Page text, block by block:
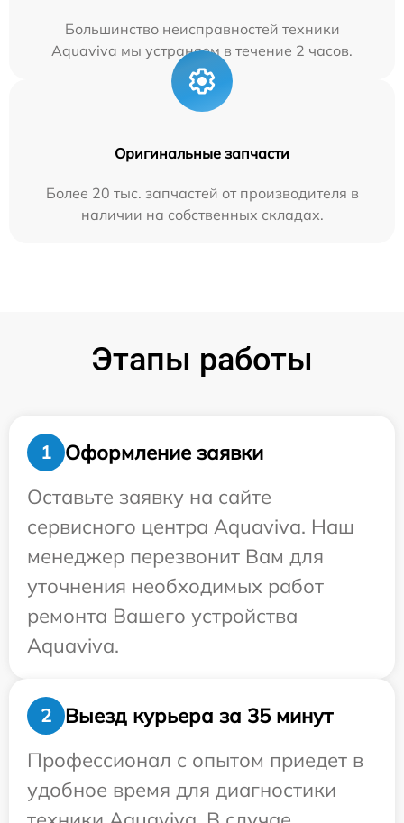
Большинство неисправностей техники
Aquaviva мы устраняем в течение 2 часов.
Оригинальные запчасти
Более 20 тыс. запчастей от производителя в
наличии на собственных складах.
Этапы работы
1
Оформление заявки
Оставьте заявку на сайте
сервисного центра Aquaviva. Наш
менеджер перезвонит Вам для
уточнения необходимых работ
ремонта Вашего устройства
Aquaviva.
2
Выезд курьера за 35 минут
Профессионал с опытом приедет в
удобное время для диагностики